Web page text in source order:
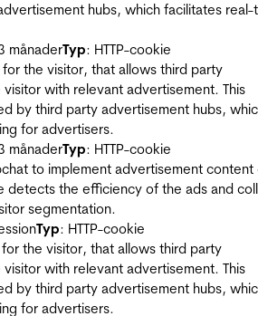
hubs, which facilitates real-
månaderTyp: HTTP-cookie
for the visitor, that allows third party
with relevant advertisement. This
by third party advertisement hubs,
for advertisers.
månaderTyp: HTTP-cookie
to implement advertisement content
detects the efficiency of the ads and
segmentation.
Typ: HTTP-cookie
the visitor, that allows third party
with relevant advertisement. This
by third party advertisement hubs,
for advertisers.